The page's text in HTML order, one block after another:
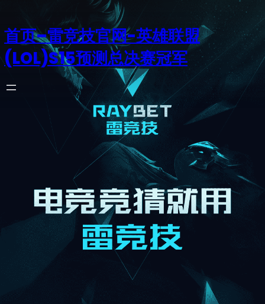
首页–雷竞技官网-英雄联盟
(LOL)S15预测总决赛冠军